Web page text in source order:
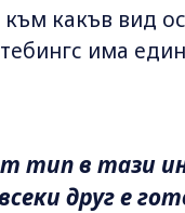
към какъв вид
има
тип в тази
друг е